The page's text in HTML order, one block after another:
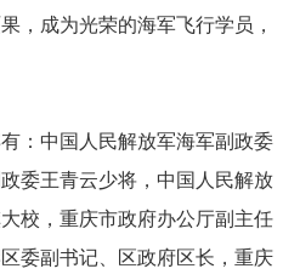
，成为光荣的海军飞行学员，
：中国人民解放军海军副政委
委王青云少将，中国人民解放
校，重庆市政府办公厅副主任
委副书记、区政府区长，重庆